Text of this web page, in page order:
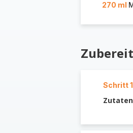
270 ml
Schritt 1